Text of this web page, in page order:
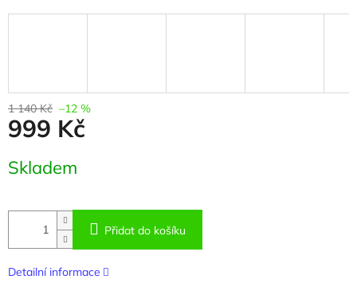
1 140 Kč –12 %
999 Kč
cena:
Skladem
Přidat do košíku
Detailní informace